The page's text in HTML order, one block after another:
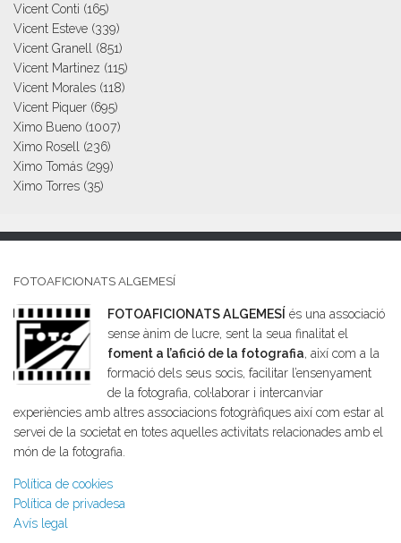
Vicent Conti (165)
Vicent Esteve (339)
Vicent Granell
(851)
Vicent Martinez (115)
Vicent Morales (118)
Vicent Piquer (695)
Ximo Bueno (1007)
Ximo Rosell
(236)
Ximo Tomás (299)
Ximo Torres (35)
FOTOAFICIONATS ALGEMESÍ
FOTOAFICIONATS ALGEMESÍ és una associació
sense ànim de lucre, sent la seua finalitat el
foment a l’afició de la fotografia, així com a la
formació dels seus socis, facilitar l’ensenyament
de la fotografia, col·laborar i intercanviar
experiències amb altres associacions fotogràfiques així com estar al
servei de la societat en totes aquelles activitats relacionades amb el
món de la fotografia.
Política de cookies
Política de privadesa
Avís legal